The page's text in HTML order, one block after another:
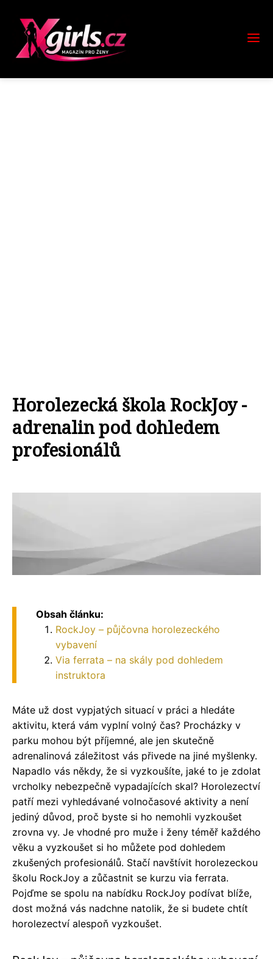
Horolezecká škola RockJoy -
adrenalin pod dohledem
profesionálů
Obsah článku:
RockJoy – půjčovna horolezeckého
vybavení
Via ferrata – na skály pod dohledem
instruktora
Máte už dost vypjatých situací v práci a hledáte
aktivitu, která vám vyplní volný čas? Procházky v
parku mohou být příjemné, ale jen skutečně
adrenalinová záležitost vás přivede na jiné myšlenky.
Napadlo vás někdy, že si vyzkoušíte, jaké to je zdolat
vrcholky nebezpečně vypadajících skal? Horolezectví
patří mezi vyhledávané volnočasové aktivity a není
jediný důvod, proč byste si ho nemohli vyzkoušet
zrovna vy. Je vhodné pro muže i ženy téměř každého
věku a vyzkoušet si ho můžete pod dohledem
zkušených profesionálů. Stačí navštívit horolezeckou
školu RockJoy a zůčastnit se kurzu via ferrata.
Pojďme se spolu na nabídku RockJoy podívat blíže,
dost možná vás nadchne natolik, že si budete chtít
horolezectví alespoň vyzkoušet.